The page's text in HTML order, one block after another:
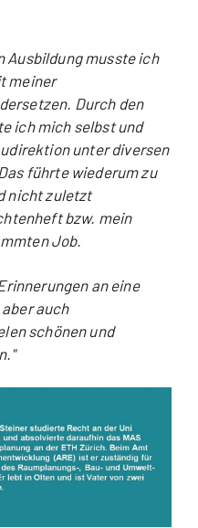
Ausbildung musste ich
meiner
Durch den
ich mich selbst und
unter diversen
führte wiederum zu
nicht zuletzt
bzw. mein
Job.
an eine
auch
schönen und